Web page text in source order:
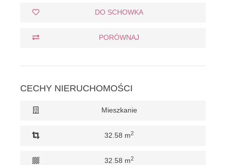
DO SCHOWKA
PORÓWNAJ
CECHY NIERUCHOMOŚCI
Mieszkanie
32.58 m2
32.58 m2